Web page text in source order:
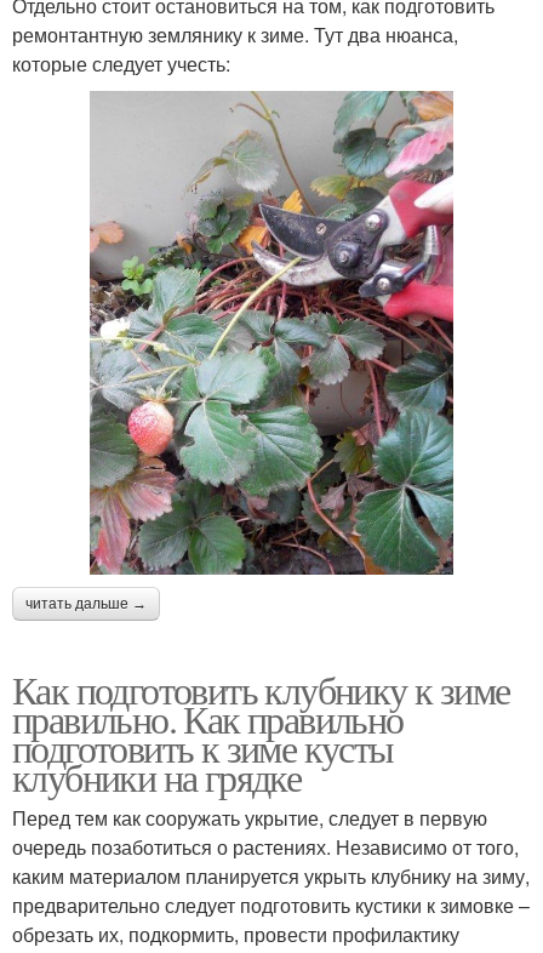
ремонтантную землянику к зиме. Тут два нюанса,
которые следует учесть:
читать дальше →
Как подготовить клубнику к зиме
правильно. Как правильно
подготовить к зиме кусты
клубники на грядке
Перед тем как сооружать укрытие, следует в первую
очередь позаботиться о растениях. Независимо от того,
каким материалом планируется укрыть клубнику на зиму,
предварительно следует подготовить кустики к зимовке –
обрезать их, подкормить, провести профилактику